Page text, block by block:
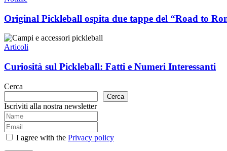
due
tappe
del
“Road
to
Rome”!
Original Pickleball ospita due tappe del “Road to
Curiosità
sul
Fatti
e
Numeri
Interessanti
Articoli
Curiosità sul Pickleball: Fatti e Numeri Interessanti
Cerca
Cerca
Iscriviti alla nostra newsletter
I agree with the Privacy policy